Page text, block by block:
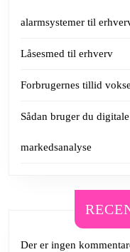
alarmsystemer til
Låsesmed til erhverv
Forbrugernes tillid
Sådan bruger du
markedsanalyse
Der er ingen